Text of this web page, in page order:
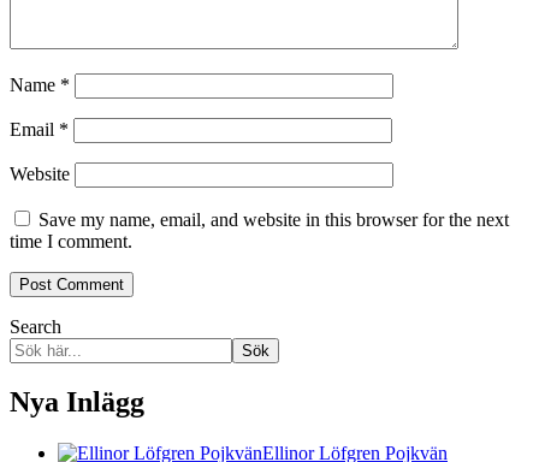
Name *
Email *
Website
Save my name, email, and website in this browser for the next
time I comment.
Search
Sök
Nya Inlägg
Ellinor Löfgren Pojkvän